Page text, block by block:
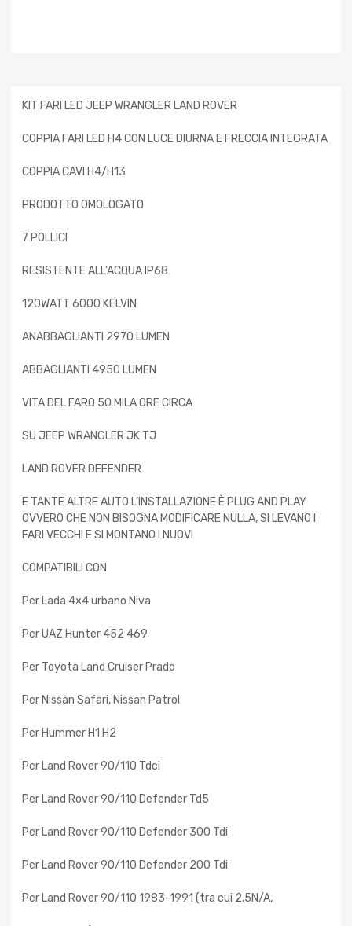
KIT FARI LED JEEP WRANGLER LAND ROVER
COPPIA FARI LED H4 CON LUCE DIURNA E FRECCIA INTEGRATA
COPPIA CAVI H4/H13
PRODOTTO OMOLOGATO
7 POLLICI
RESISTENTE ALL’ACQUA IP68
120WATT 6000 KELVIN
ANABBAGLIANTI 2970 LUMEN
ABBAGLIANTI 4950 LUMEN
VITA DEL FARO 50 MILA ORE CIRCA
SU JEEP WRANGLER JK TJ
LAND ROVER DEFENDER
E TANTE ALTRE AUTO L’INSTALLAZIONE È PLUG AND PLAY
OVVERO CHE NON BISOGNA MODIFICARE NULLA, SI LEVANO I
FARI VECCHI E SI MONTANO I NUOVI
COMPATIBILI CON
Per Lada 4×4 urbano Niva
Per UAZ Hunter 452 469
Per Toyota Land Cruiser Prado
Per Nissan Safari, Nissan Patrol
Per Hummer H1 H2
Per Land Rover 90/110 Tdci
Per Land Rover 90/110 Defender Td5
Per Land Rover 90/110 Defender 300 Tdi
Per Land Rover 90/110 Defender 200 Tdi
Per Land Rover 90/110 1983-1991 (tra cui 2.5N/A,